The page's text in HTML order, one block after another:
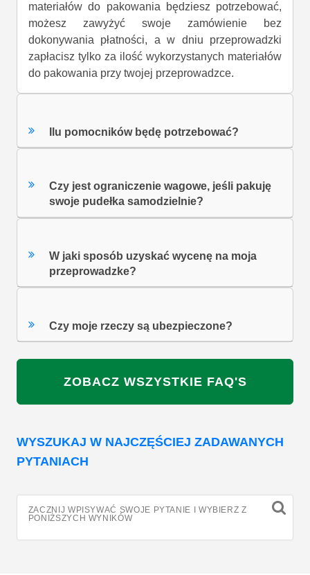
materiałów do pakowania będziesz potrzebować,
możesz zawyżyć swoje zamówienie bez
dokonywania płatności, a w dniu przeprowadzki
zapłacisz tylko za ilość wykorzystanych materiałów
do pakowania przy twojej przeprowadzce.
Ilu pomocników będę potrzebować?
Czy jest ograniczenie wagowe, jeśli pakuję
swoje pudełka samodzielnie?
W jaki sposób uzyskać wycenę na moja
przeprowadzke?
Czy moje rzeczy są ubezpieczone?
ZOBACZ WSZYSTKIE FAQ'S
WYSZUKAJ W NAJCZĘŚCIEJ ZADAWANYCH
PYTANIACH
ZACZNIJ WPISYWAĆ SWOJE PYTANIE I WYBIERZ Z
PONIŻSZYCH WYNIKÓW